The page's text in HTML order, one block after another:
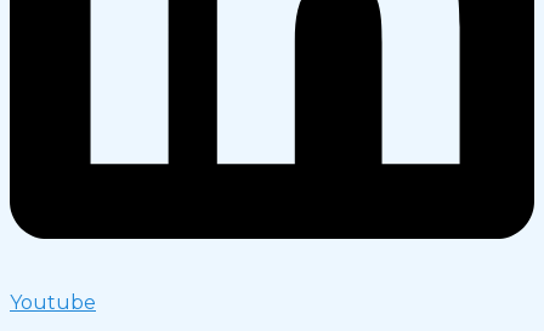
Youtube